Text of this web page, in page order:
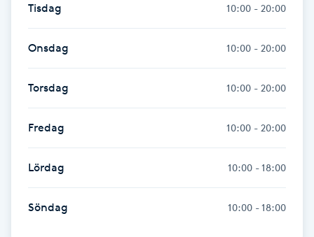
Tisdag 10:00 - 20:00
Onsdag 10:00 - 20:00
Torsdag 10:00 - 20:00
Fredag 10:00 - 20:00
Lördag 10:00 - 18:00
Söndag 10:00 - 18:00